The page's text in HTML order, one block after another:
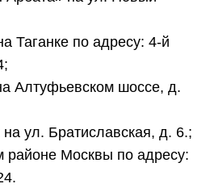
Таганке по адресу: 4-й
Алтуфьевском шоссе, д.
ул. Братиславская, д. 6.;
районе Москвы по адресу: